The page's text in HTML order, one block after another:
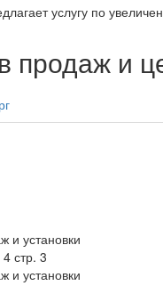
услугу по
и
и установки
стр. 3
и установки